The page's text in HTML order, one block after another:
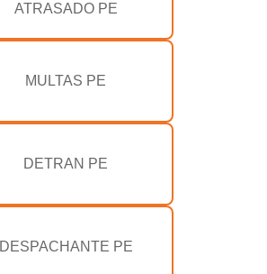
ATRASADO PE
MULTAS PE
DETRAN PE
DESPACHANTE PE